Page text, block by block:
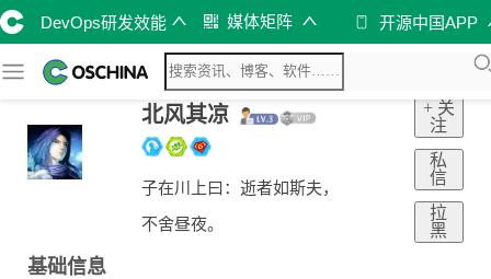
DevOps研发效能 媒体矩阵 开源中国APP
北风其凉
子在川上曰：逝者如斯夫，
不舍昼夜。
+ 关
注
私
信
拉
黑
基础信息